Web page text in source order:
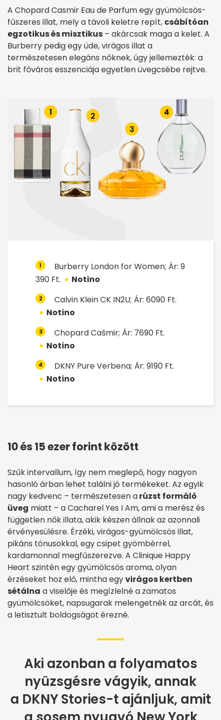
A Chopard Casmir Eau de Parfum egy gyümölcsös-
fűszeres illat, mely a távoli keletre repít, csábítóan
egzotikus és misztikus – akárcsak maga a kelet. A
Burberry pedig egy üde, virágos illat a
természetesen elegáns nőknek, úgy jellemezték: a
brit főváros esszenciája egyetlen üvegcsébe rejtve.
1
Burberry London for Women; Ár: 9
390 Ft.
Notino
2
Calvin Klein CK IN2U; Ár: 6090 Ft.
Notino
3
Chopard Cašmir; Ár: 7690 Ft.
Notino
4
DKNY Pure Verbena; Ár: 9190 Ft.
Notino
10 és 15 ezer forint között
Szűk intervallum, így nem meglepő, hogy nagyon
hasonló árban lehet találni jó termékeket. Az egyik
nagy kedvenc – természetesen arúzst formáló
üveg miatt – aCacharelYes I Am, ami a merész és
független nők illata, akik készen állnak az azonnali
érvényesülésre. Érzéki, virágos-gyümölcsös illat,
pikáns tónusokkal, egy csipet gyömbérrel,
kardamonnal megfűszerezve. A Clinique Happy
Heart szintén egy gyümölcsös aroma, olyan
érzéseket hoz elő, mintha egyvirágos kertben
sétálna a viselője és megízlelné a zamatos
gyümölcsöket, napsugarak melengetnék az arcát, és
a letisztult boldogságot érezné.
Aki azonban a folyamatos
nyüzsgésre vágyik, annak
a DKNY Stories-t ajánljuk, amit